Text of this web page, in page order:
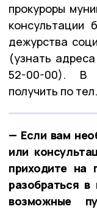
прокуроры
консультации
дежурства
(узнать
52-00-00). В
получить по
— Если вам
или
приходите на
разобраться
возможные